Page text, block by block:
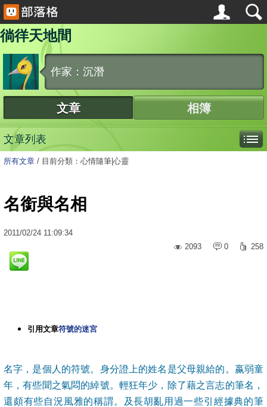
徜徉天地間
作家：沉潛
文章 相簿
文章列表
所有文章 / 目前分類：心情隨筆|心靈
名銜與名相
2011/02/24 11:09:34
2093
0 258
引用文章符號的迷宮
名字，是個人的符號。身分證上的姓名是父母親給的。嬴弱童
年，有些聞之氣悶的綽號。輕狂年少，除了藉之言志的筆名，
還頗有些自況風雅的稱謂。及長胡亂用過一些引經據典的筆